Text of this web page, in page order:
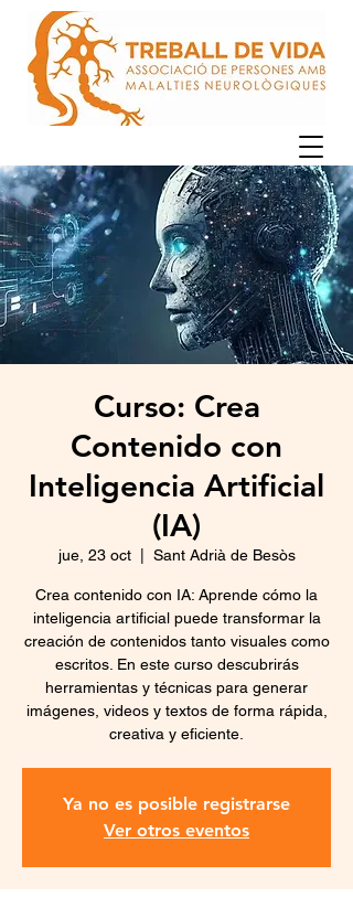
Curso: Crea
Contenido con
Inteligencia Artificial
(IA)
jue, 23 oct
  |
Sant Adrià de Besòs
Crea contenido con IA: Aprende cómo la
inteligencia artificial puede transformar la
creación de contenidos tanto visuales como
escritos. En este curso descubrirás
herramientas y técnicas para generar
imágenes, videos y textos de forma rápida,
creativa y eficiente.
Ya no es posible registrarse
Ver otros eventos